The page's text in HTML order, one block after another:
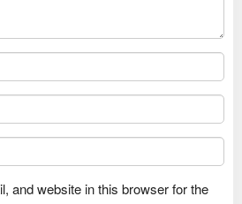
and website in this browser for the